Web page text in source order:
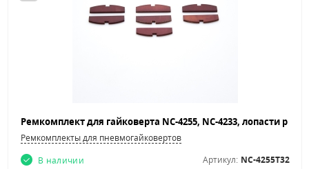
Ремкомплекты для пневмогайковертов
В наличии
Артикул: NC-4255T32